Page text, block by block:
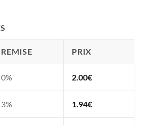
REMISE PRIX
0% 2.00€
3% 1.94€